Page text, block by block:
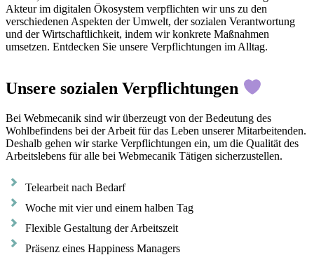
Akteur im digitalen Ökosystem verpflichten wir uns zu den
verschiedenen Aspekten der Umwelt, der sozialen Verantwortung
und der Wirtschaftlichkeit, indem wir konkrete Maßnahmen
umsetzen. Entdecken Sie unsere Verpflichtungen im Alltag.
Unsere sozialen Verpflichtungen
Bei Webmecanik sind wir überzeugt von der Bedeutung des
Wohlbefindens bei der Arbeit für das Leben unserer Mitarbeitenden.
Deshalb gehen wir starke Verpflichtungen ein, um die Qualität des
Arbeitslebens für alle bei Webmecanik Tätigen sicherzustellen.
Telearbeit nach Bedarf
Woche mit vier und einem halben Tag
Flexible Gestaltung der Arbeitszeit
Präsenz eines Happiness Managers